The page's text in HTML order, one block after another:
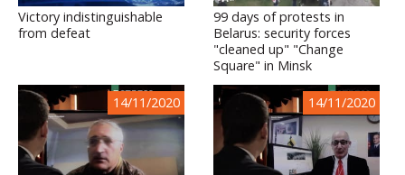
Victory indistinguishable
from defeat
99 days of protests in
Belarus: security forces
"cleaned up" "Change
Square" in Minsk
14/11/2020 14/11/2020